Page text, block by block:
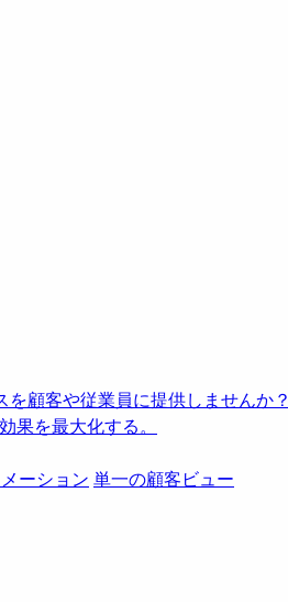
顧客や従業員に提供しませんか？
を最大化する。
ーション 単一の顧客ビュー